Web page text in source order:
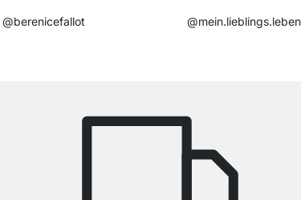
@berenicefallot @mein.lieblings.leben​